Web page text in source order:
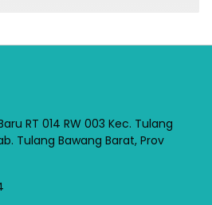
RT 014 RW 003 Kec. Tulang
Tulang Bawang Barat, Prov